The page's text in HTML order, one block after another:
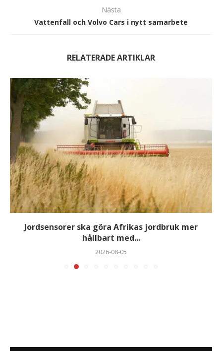
Nästa
Vattenfall och Volvo Cars i nytt samarbete
RELATERADE ARTIKLAR
Jordsensorer ska göra Afrikas jordbruk mer
hållbart med...
2026-08-05